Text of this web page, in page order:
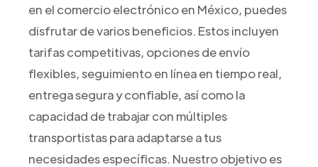
en el comercio electrónico en México, puedes
disfrutar de varios beneficios. Estos incluyen
tarifas competitivas, opciones de envío
flexibles, seguimiento en línea en tiempo real,
entrega segura y confiable, así como la
capacidad de trabajar con múltiples
transportistas para adaptarse a tus
necesidades específicas. Nuestro objetivo es